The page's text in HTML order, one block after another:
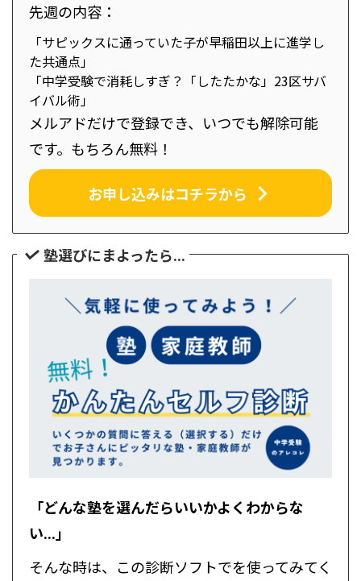
先週の内容：
「サピックスに通っていた子が早稲田以上に進学し
た共通点」
「中学受験で消耗しすぎ？「したたかな」23区サバ
イバル術」
メルアドだけで登録でき、いつでも解除可能
です。もちろん無料！
お申し込みはコチラから
塾選びにまよったら...
「どんな塾を選んだらいいかよくわからな
い...」
そんな時は、この診断ソフトでを使ってみてく